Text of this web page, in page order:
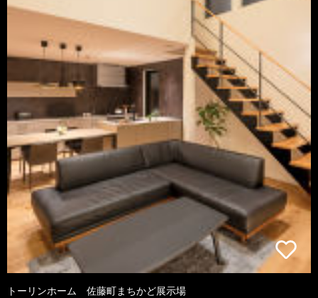
トーリンホーム 佐藤町まちかど展示場